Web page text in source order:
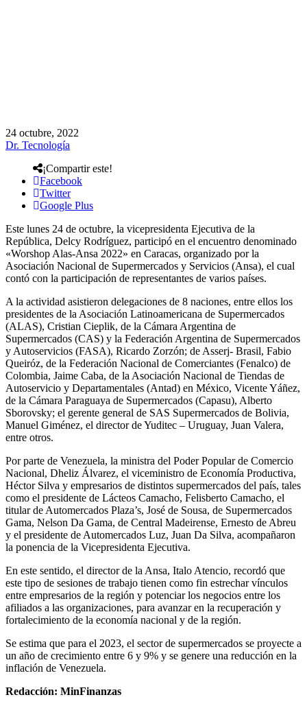
24 octubre, 2022
Dr. Tecnología
¡Compartir este!
Facebook
Twitter
Google Plus
Este lunes 24 de octubre, la vicepresidenta Ejecutiva de la
República, Delcy Rodríguez, participó en el encuentro denominado
«Worshop Alas-Ansa 2022» en Caracas, organizado por la
Asociación Nacional de Supermercados y Servicios (Ansa), el cual
contó con la participación de representantes de varios países.
A la actividad asistieron delegaciones de 8 naciones, entre ellos los
presidentes de la Asociación Latinoamericana de Supermercados
(ALAS), Cristian Cieplik, de la Cámara Argentina de
Supermercados (CAS) y la Federación Argentina de Supermercados
y Autoservicios (FASA), Ricardo Zorzón; de Asserj- Brasil, Fabio
Queiróz, de la Federación Nacional de Comerciantes (Fenalco) de
Colombia, Jaime Caba, de la Asociación Nacional de Tiendas de
Autoservicio y Departamentales (Antad) en México, Vicente Yáñez,
de la Cámara Paraguaya de Supermercados (Capasu), Alberto
Sborovsky; el gerente general de SAS Supermercados de Bolivia,
Manuel Giménez, el director de Yuditec – Uruguay, Juan Valera,
entre otros.
Por parte de Venezuela, la ministra del Poder Popular de Comercio
Nacional, Dheliz Álvarez, el viceministro de Economía Productiva,
Héctor Silva y empresarios de distintos supermercados del país, tales
como el presidente de Lácteos Camacho, Felisberto Camacho, el
titular de Automercados Plaza’s, José de Sousa, de Supermercados
Gama, Nelson Da Gama, de Central Madeirense, Ernesto de Abreu
y el presidente de Automercados Luz, Juan Da Silva, acompañaron
la ponencia de la Vicepresidenta Ejecutiva.
En este sentido, el director de la Ansa, Italo Atencio, recordó que
este tipo de sesiones de trabajo tienen como fin estrechar vínculos
entre empresarios de la región y potenciar los negocios entre los
afiliados a las organizaciones, para avanzar en la recuperación y
fortalecimiento de la economía nacional y de la región.
Se estima que para el 2023, el sector de supermercados se proyecte a
un año de crecimiento entre 6 y 9% y se genere una reducción en la
inflación de Venezuela.
Redacción: MinFinanzas